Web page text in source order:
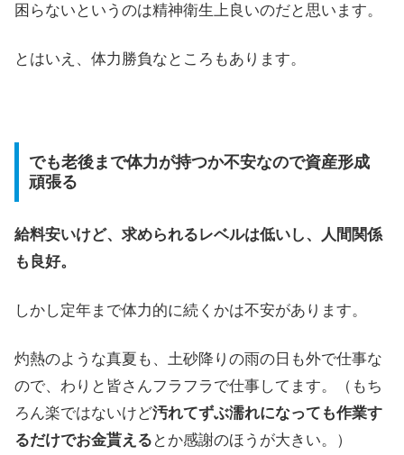
困らないというのは精神衛生上良いのだと思います。
とはいえ、体力勝負なところもあります。
でも老後まで体力が持つか不安なので資産形成
頑張る
給料安いけど、求められるレベルは低いし、人間関係
も良好。
しかし定年まで体力的に続くかは不安があります。
灼熱のような真夏も、土砂降りの雨の日も外で仕事な
ので、わりと皆さんフラフラで仕事してます。（もち
ろん楽ではないけど汚れてずぶ濡れになっても作業す
るだけでお金貰える とか感謝のほうが大きい。）